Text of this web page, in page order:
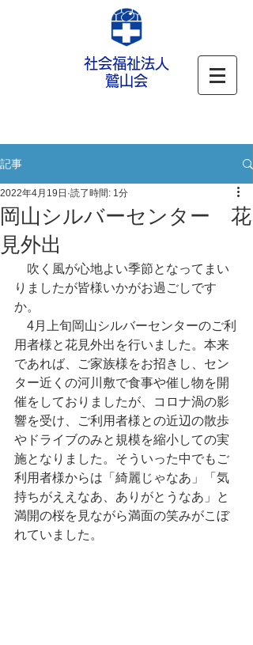
社会福祉法人
鷲山会
記事
岡山シルバーセンター 花
見外出
2022年4月19日 読了時間: 1分
吹く風が心地よい季節となってまい
りましたが皆様いかがお過ごしです
か。
4月上旬岡山シルバーセンターのご利
用者様と花見外出を行いました。本来
であれば、ご家族様をお招きし、セン
ター近くの河川敷で食事や催し物を開
催をしておりましたが、コロナ渦の影
響を受け、ご利用者様との近辺の散歩
やドライブのみと規模を縮小しての実
施となりました。そういった中でもご
利用者様からは「綺麗じゃなあ」「気
持ちがええなあ、ありがとうなあ」と
満開の桜を見ながら満面の笑みがこぼ
れていました。